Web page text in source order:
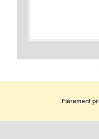
Fièrement